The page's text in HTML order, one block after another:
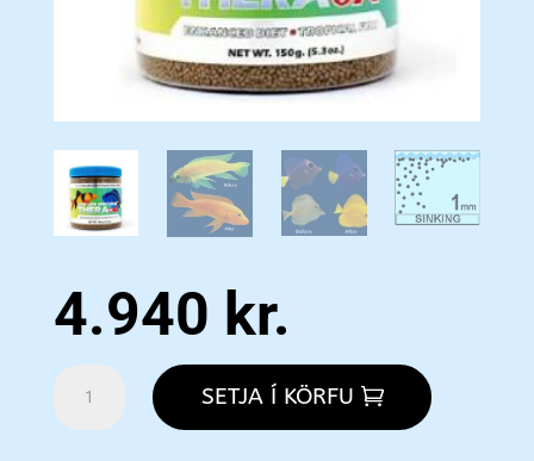
4.940 kr.
SETJA Í KÖRFU